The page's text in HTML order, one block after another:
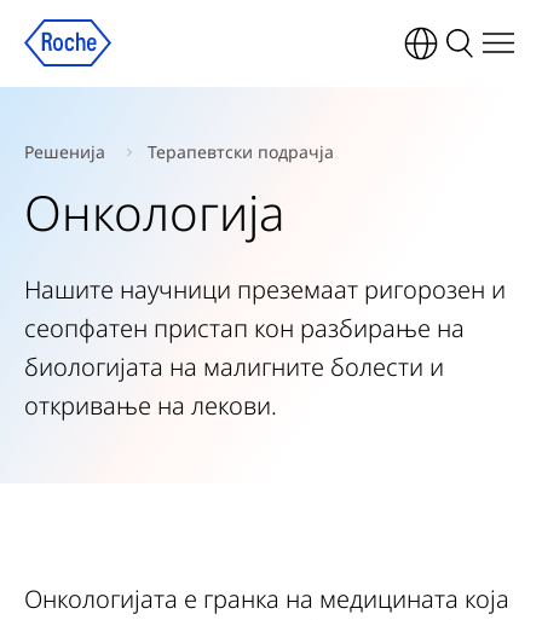
Решенија Терапевтски подрачја
Онкологија
Нашите научници преземаат ригорозен и
сеопфатен пристап кон разбирање на
биологијата на малигните болести и
откривање на лекови.
Онкологијата е гранка на медицината која